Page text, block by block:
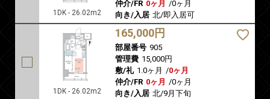
1DK - 26.02m2
仲介/FR 0ヶ月 /0ヶ月
向き/入居 北/即入居可
1DK - 26.02m2
165,000円
部屋番号 905
管理費 15,000円
敷/礼 1.0ヶ月 /0ヶ月
仲介/FR 0ヶ月 /0ヶ月
向き/入居 北/9月下旬